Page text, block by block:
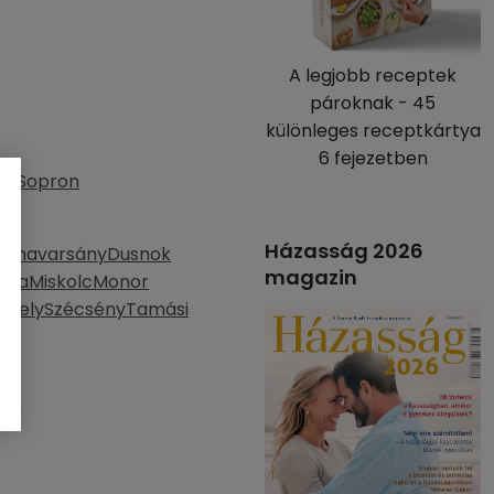
Sopron
DunavarsányDusnok
MiskolcMonor
SzécsényTamási
A legjobb receptek
pároknak - 45
különleges receptkártya
6 fejezetben
Házasság 2026
magazin